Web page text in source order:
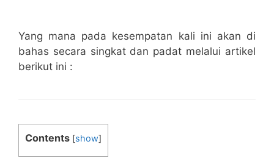
Yang mana pada kesempatan kali ini akan di
bahas secara singkat dan padat melalui artikel
berikut ini :
Contents [show]